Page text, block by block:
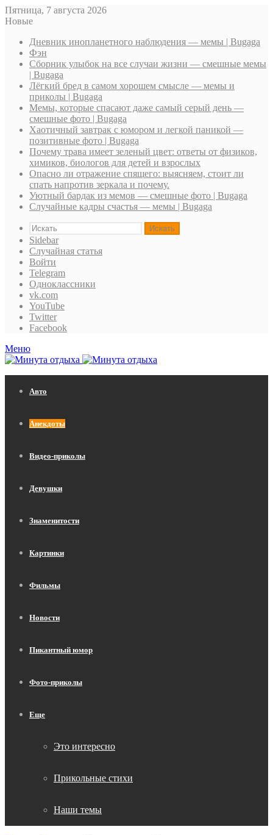
Пятница, 7 августа 2026
Новые
Дневник инопланетного наблюдения — мемы | Bugaga
Фэн
Сборник улыбок на все случаи жизни — смешные мемы
| Bugaga
Лёгкий бред в самом хорошем смысле — мемы и
приколы | Bugaga
Мемы, которые спасают даже самый серый день —
смешные фото | Bugaga
Хаотичный завтрак с юмором и легкой паникой —
позитивные фото | Bugaga
Почему трава имеет зеленый цвет: ответы от физиков,
химиков, биологов для детей и взрослых
Опасно ли отражение спящего: выясняем, стоит ли
спать напротив зеркала и почему.
Уютный бардак из мемов — смешные фото | Bugaga
Случайные кадры счастья — мемы | Bugaga
Искать
Sidebar
Случайная статья
Войти
Telegram
Одноклассники
vk.com
YouTube
Twitter
Facebook
Меню
Авто
Анекдоты
Видео-приколы
Девушки
Знаменитости
Картинки
Фильмы
Новости
Пикантный юмор
Фото-приколы
Еще
Это интересно
Прикольные стихи
Наши темы